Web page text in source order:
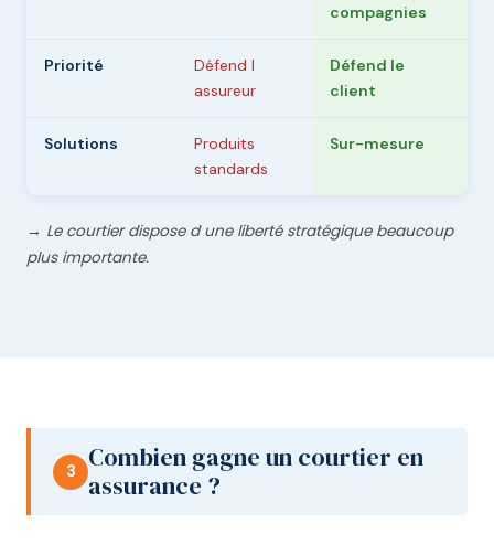
compagnies
Priorité
Défend l
assureur
Défend le
client
Solutions
Produits
standards
Sur-mesure
→ Le courtier dispose d une liberté stratégique beaucoup
plus importante.
3
Combien gagne un courtier en
assurance ?